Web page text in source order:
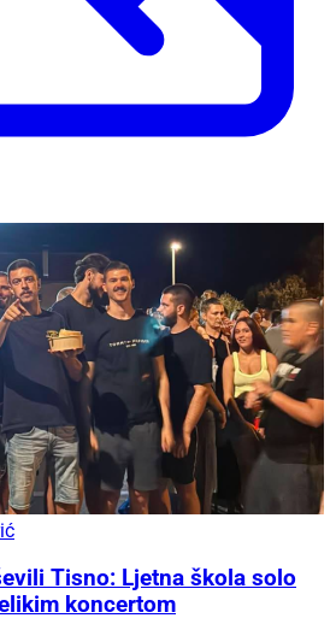
Tisno: Ljetna škola solo
koncertom